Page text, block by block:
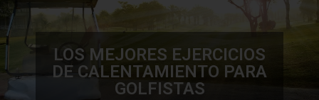
LOS MEJORES EJERCICIOS
DE CALENTAMIENTO PARA
GOLFISTAS